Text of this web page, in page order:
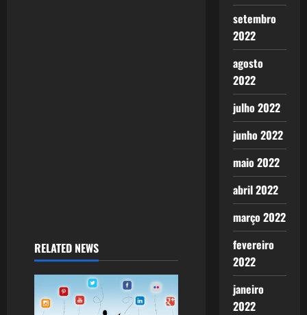
RELATED NEWS
setembro
2022
agosto
2022
julho 2022
junho 2022
maio 2022
abril 2022
março 2022
fevereiro
2022
janeiro
2022